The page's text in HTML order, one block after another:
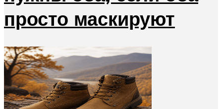
просто маскируют